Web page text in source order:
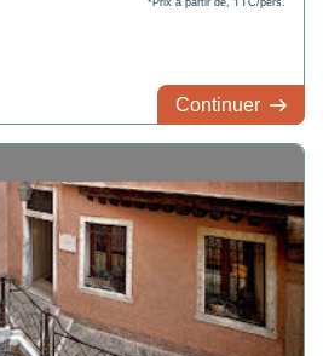
*Prix à partir de, TTC/pers.
Continuer